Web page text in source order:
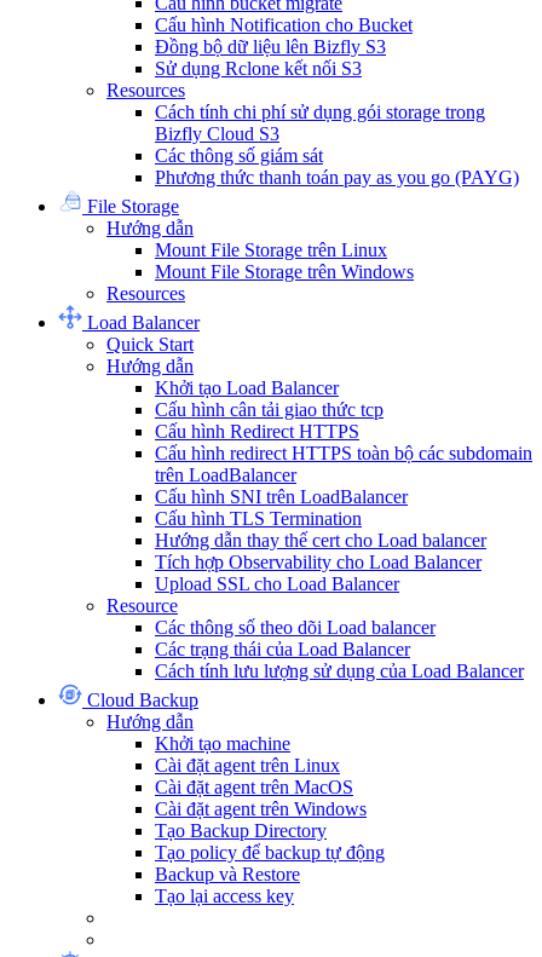
Cấu hình Notification cho Bucket
Đồng bộ dữ liệu lên Bizfly S3
Sử dụng Rclone kết nối S3
Resources
Cách tính chi phí sử dụng gói storage trong
Bizfly Cloud S3
Các thông số giám sát
Phương thức thanh toán pay as you go (PAYG)
File Storage
Hướng dẫn
Mount File Storage trên Linux
Mount File Storage trên Windows
Resources
Load Balancer
Quick Start
Hướng dẫn
Khởi tạo Load Balancer
Cấu hình cân tải giao thức tcp
Cấu hình Redirect HTTPS
Cấu hình redirect HTTPS toàn bộ các subdomain
trên LoadBalancer
Cấu hình SNI trên LoadBalancer
Cấu hình TLS Termination
Hướng dẫn thay thế cert cho Load balancer
Tích hợp Observability cho Load Balancer
Upload SSL cho Load Balancer
Resource
Các thông số theo dõi Load balancer
Các trạng thái của Load Balancer
Cách tính lưu lượng sử dụng của Load Balancer
Cloud Backup
Hướng dẫn
Khởi tạo machine
Cài đặt agent trên Linux
Cài đặt agent trên MacOS
Cài đặt agent trên Windows
Tạo Backup Directory
Tạo policy để backup tự động
Backup và Restore
Tạo lại access key